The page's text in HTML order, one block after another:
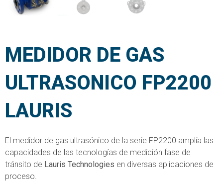
MEDIDOR DE GAS
ULTRASONICO FP2200
LAURIS
El medidor de gas ultrasónico de la serie FP2200 amplía las
capacidades de las tecnologías de medición fase de
tránsito de Lauris Technologies en diversas aplicaciones de
proceso.